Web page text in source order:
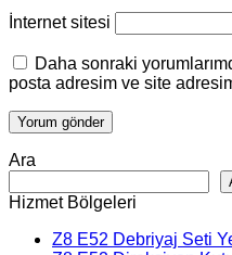
İnternet sitesi
Daha sonraki
posta adresim ve site
Ara
Hizmet Bölgeleri
Z8 E52 Debriyaj Seti